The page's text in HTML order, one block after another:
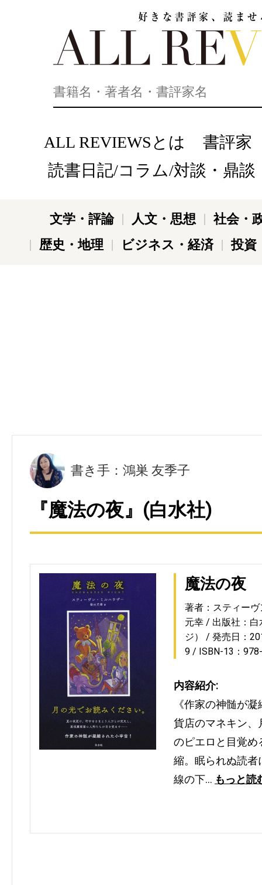
ALL REVIEWSとは
書評家
読書日記/コラム/対談・鼎談
文学・評論 人文・思想
社会・
歴史・地理
ビジネス・経済 投資
書き手：鴻巣 友季子
『魔法の夜』(白水社)
魔法の夜
著者：スティー
元幸
出版社：白
ジ）
発売日：
9
ISBN-13：
内容紹介:
《作家の神髄が
貨店のマネキン、
のピエロと目覚め
縮。眠られぬ読者
線の下… もっと読